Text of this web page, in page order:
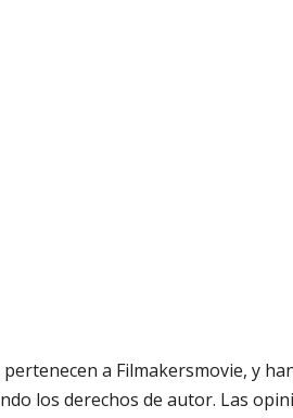
a Filmakersmovie, y
los derechos de autor. Las